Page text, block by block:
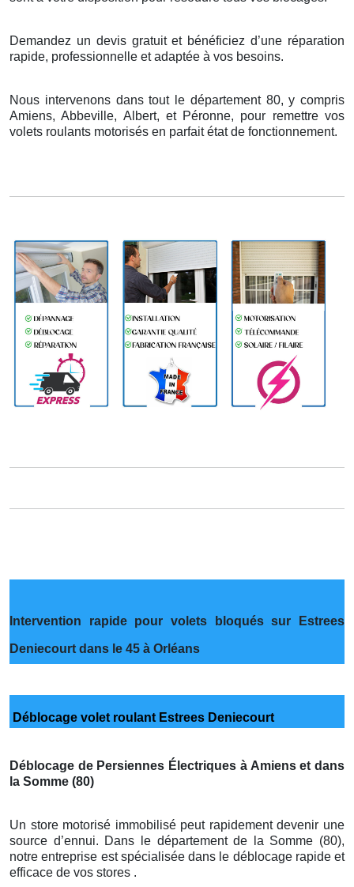
Demandez un devis gratuit et bénéficiez d’une réparation
rapide, professionnelle et adaptée à vos besoins.
Nous intervenons dans tout le département 80, y compris
Amiens, Abbeville, Albert, et Péronne, pour remettre vos
volets roulants motorisés en parfait état de fonctionnement.
Intervention rapide pour volets bloqués sur Estrees
Deniecourt dans le 45 à Orléans
Déblocage volet roulant Estrees Deniecourt
Déblocage de Persiennes Électriques à Amiens et dans
la Somme (80)
Un store motorisé immobilisé peut rapidement devenir une
source d’ennui. Dans le département de la Somme (80),
notre entreprise est spécialisée dans le déblocage rapide et
efficace de vos stores .